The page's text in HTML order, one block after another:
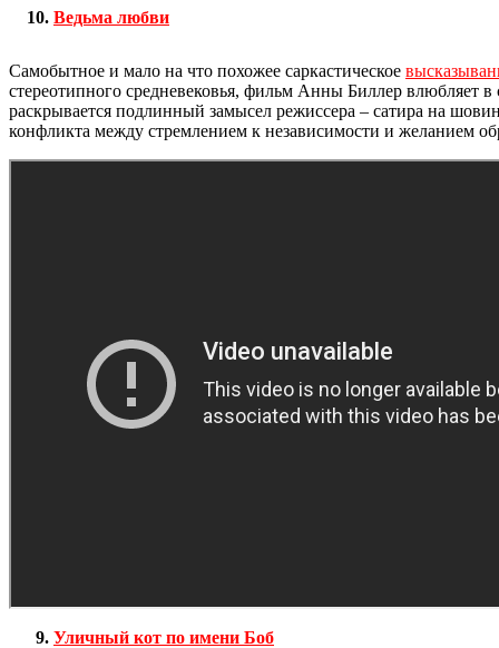
Ведьма любви
Самобытное и мало на что похожее саркастическое
стереотипного средневековья, фильм Анны Биллер влюбляет
раскрывается подлинный замысел режиссера – сатира на
конфликта между стремлением к независимости и желанием
Уличный кот по имени Боб